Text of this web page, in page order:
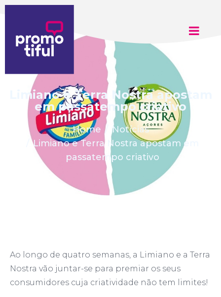
Limiano e Terra Nostra apostam
em passatempo criativo
Home
Notícias
Limiano e Terra Nostra apostam em
passatempo criativo
Ao longo de quatro semanas, a Limiano e a Terra
Nostra vão juntar-se para premiar os seus
consumidores cuja criatividade não tem limites!